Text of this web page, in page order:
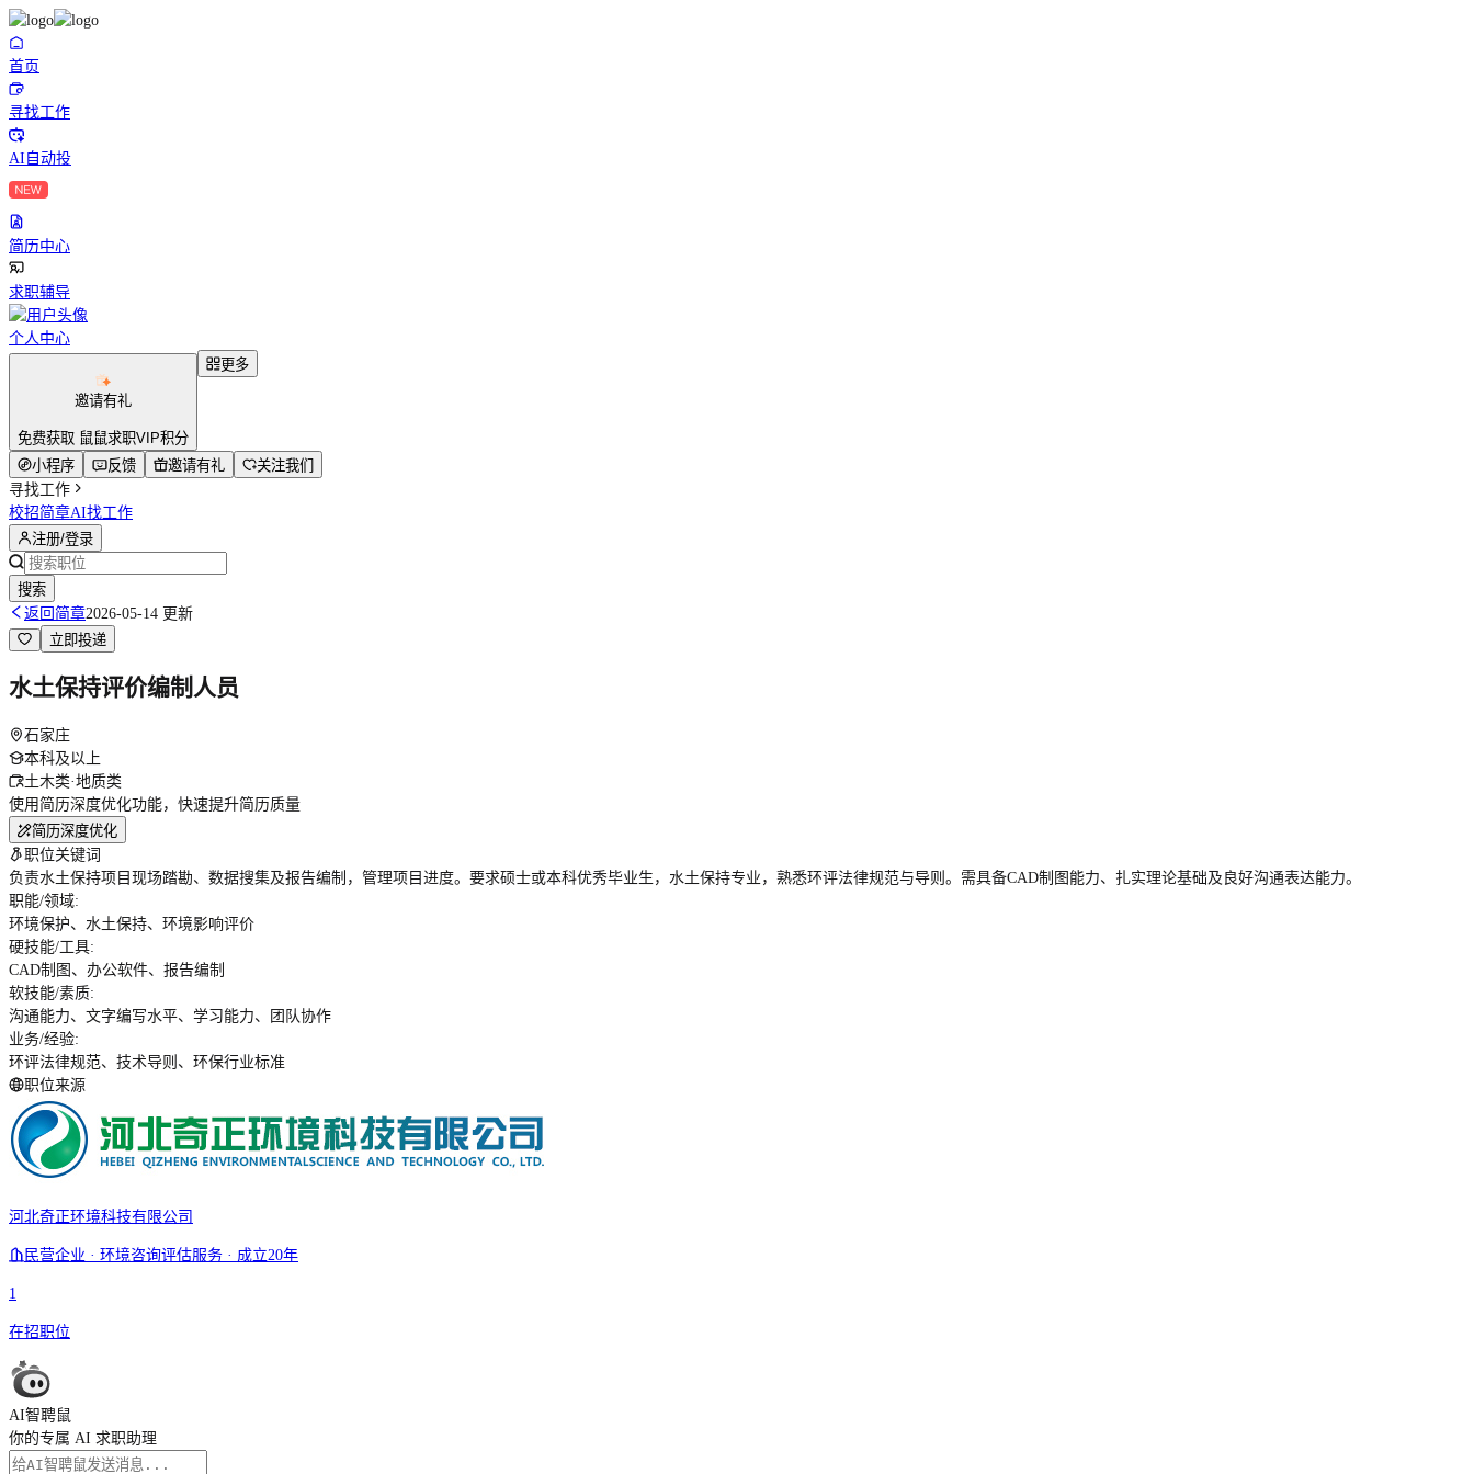
首页
寻找工作
AI自动投
简历中心
求职辅导
个人中心
邀请有礼
免费获取 鼠鼠求职VIP积分
更多
小程序 反馈 邀请有礼
关注我们
寻找工作
校招简章AI找工作
注册/登录
搜索
返回简章2026-05-14 更新
立即投递
水土保持评价编制人员
石家庄
本科及以上
土木类·地质类
使用简历深度优化功能，快速提升简历质量
简历深度优化
职位关键词
负责水土保持项目现场踏勘、数据搜集及报告编制，管理项目进度。要求硕士或本科优秀毕业生，水土保持专业，熟悉环评法律规范与导则。需具备CAD制图能力、扎实理论基础及良好沟通表达能力。
职能/领域:
环境保护、水土保持、环境影响评价
硬技能/工具:
CAD制图、办公软件、报告编制
软技能/素质:
沟通能力、文字编写水平、学习能力、团队协作
业务/经验:
环评法律规范、技术导则、环保行业标准
职位来源
河北奇正环境科技有限公司
民营企业 · 环境咨询评估服务 · 成立20年
1
在招职位
AI智聘鼠
你的专属 AI 求职助理